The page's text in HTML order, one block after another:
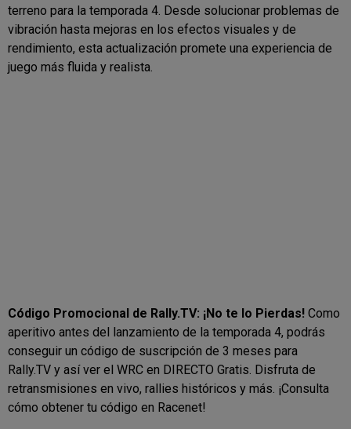
terreno para la temporada 4. Desde solucionar problemas de
vibración hasta mejoras en los efectos visuales y de
rendimiento, esta actualización promete una experiencia de
juego más fluida y realista.
Código Promocional de Rally.TV: ¡No te lo Pierdas! Como
aperitivo antes del lanzamiento de la temporada 4, podrás
conseguir un código de suscripción de 3 meses para
Rally.TV y así ver el WRC en DIRECTO Gratis. Disfruta de
retransmisiones en vivo, rallies históricos y más. ¡Consulta
cómo obtener tu código en Racenet!